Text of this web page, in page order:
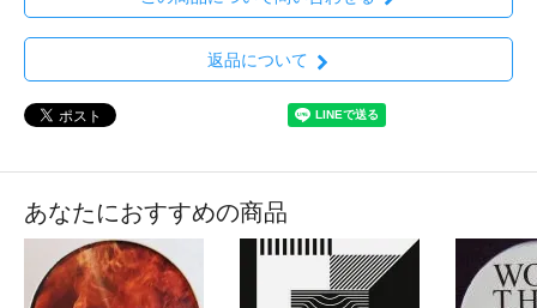
返品について
あなたにおすすめの商品